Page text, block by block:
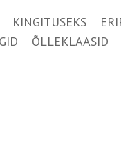
KINGITUSEKS
ÕLLEKLAASID